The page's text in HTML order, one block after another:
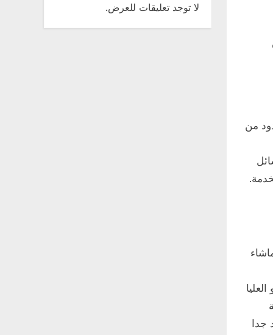
من
جدا
لا توجد تعليقات للعرض.